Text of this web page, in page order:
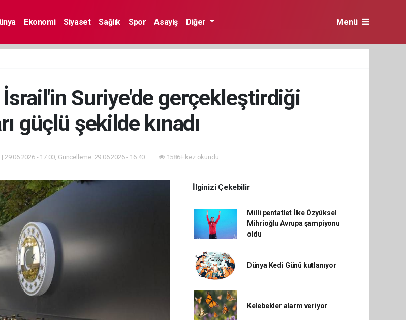
Ekonomi Siyaset Sağlık Spor Asayiş Diğer Menü
İsrail'in Suriye'de gerçekleştirdiği
güçlü şekilde kınadı
29.06.2026 - 17:00, Güncelleme: 29.06.2026 - 16:40 1586+ kez okundu.
İlginizi Çekebilir
Milli pentatlet İlke Özyüksel
Mihrioğlu Avrupa şampiyonu
oldu
Dünya Kedi Günü kutlanıyor
Kelebekler alarm veriyor